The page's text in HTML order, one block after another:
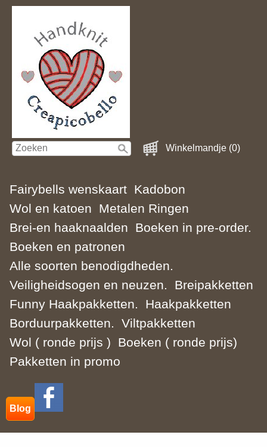
Winkelmandje (0)
Fairybells wenskaart Kadobon
Wol en katoen
Metalen Ringen
Brei-en haaknaalden
Boeken in pre-order.
Boeken en patronen
Alle soorten benodigdheden.
Veiligheidsogen en neuzen.
Breipakketten
Funny Haakpakketten.
Haakpakketten
Borduurpakketten.
Viltpakketten
Wol ( ronde prijs )
Boeken ( ronde prijs)
Pakketten in promo
Blog